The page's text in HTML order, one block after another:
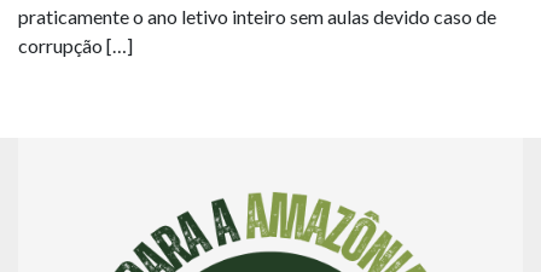
praticamente o ano letivo inteiro sem aulas devido caso de
corrupção […]